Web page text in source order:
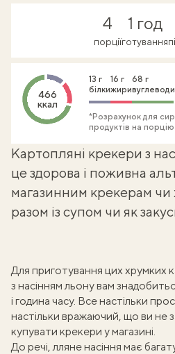
4
порції
1 год
готування
466
ккал
13 г
білки
16 г
жири
68 г
вуглеводи
*Розрахунок для
продуктів на порцію
Картопляні крекери з
цездорова і поживна
магазинним крекерам чи
разом із супом чи як
Для приготування цих хрумких
з насінням льонувам
і година часу. Все настільки
настільки вражаючий, що ви не
купувати крекери у магазині.
До речі, лляне насіння має